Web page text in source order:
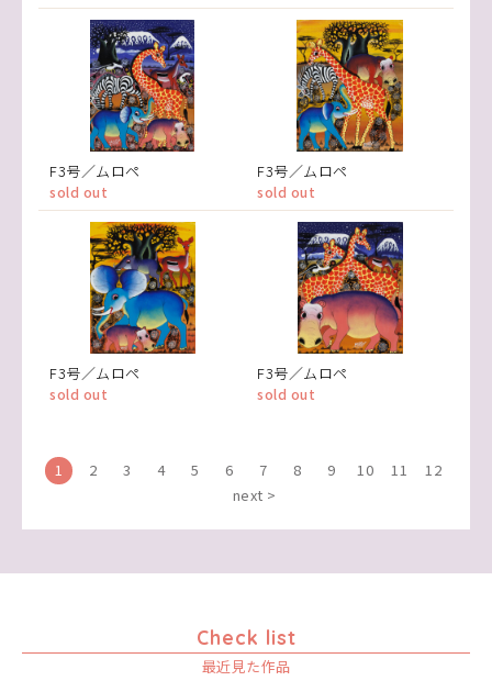
F3号／ムロペ
sold out
F3号／ムロペ
sold out
F3号／ムロペ
sold out
F3号／ムロペ
sold out
1 2 3 4 5 6 7 8 9 10 11
12
next >
Check list
最近見た作品